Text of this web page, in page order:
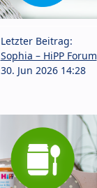
Letzter Beitrag:
Sophia – HiPP Forum
30. Jun 2026 14:28